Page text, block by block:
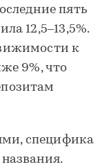
пять
12,5–13,5%.
к
9%, что
специфика